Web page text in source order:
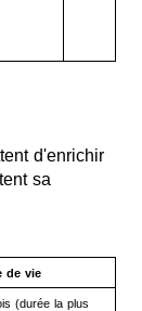
d'enrichir
sa
de vie
(durée la plus